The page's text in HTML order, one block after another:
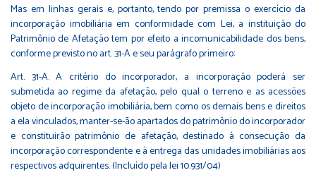
Mas em linhas gerais e, portanto, tendo por premissa o exercício da
incorporação imobiliária em conformidade com Lei, a instituição do
Patrimônio de Afetação tem por efeito a incomunicabilidade dos bens,
conforme previsto no art. 31-A e seu parágrafo primeiro:
Art. 31-A. A critério do incorporador, a incorporação poderá ser
submetida ao regime da afetação, pelo qual o terreno e as acessões
objeto de incorporação imobiliária, bem como os demais bens e direitos
a ela vinculados, manter-se-ão apartados do patrimônio do incorporador
e constituirão patrimônio de afetação, destinado à consecução da
incorporação correspondente e à entrega das unidades imobiliárias aos
respectivos adquirentes. (Incluído pela lei 10.931/04)